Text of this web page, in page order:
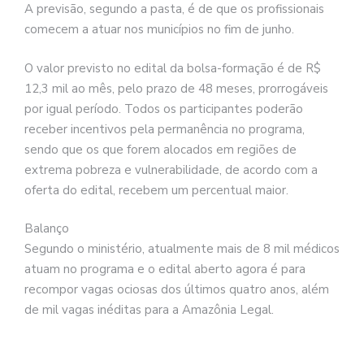
A previsão, segundo a pasta, é de que os profissionais
comecem a atuar nos municípios no fim de junho.
O valor previsto no edital da bolsa-formação é de R$
12,3 mil ao mês, pelo prazo de 48 meses, prorrogáveis
por igual período. Todos os participantes poderão
receber incentivos pela permanência no programa,
sendo que os que forem alocados em regiões de
extrema pobreza e vulnerabilidade, de acordo com a
oferta do edital, recebem um percentual maior.
Balanço
Segundo o ministério, atualmente mais de 8 mil médicos
atuam no programa e o edital aberto agora é para
recompor vagas ociosas dos últimos quatro anos, além
de mil vagas inéditas para a Amazônia Legal.